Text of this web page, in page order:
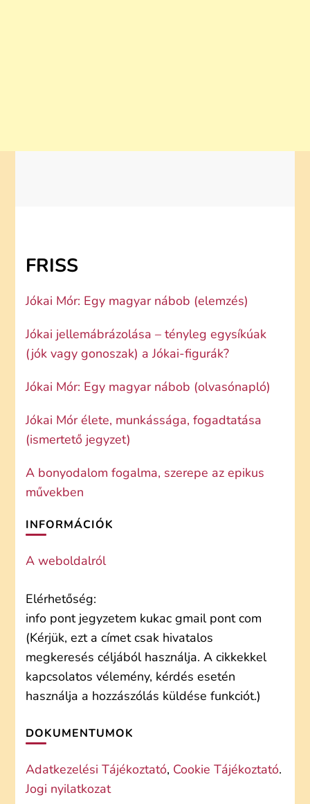
FRISS
Jókai Mór: Egy magyar nábob (elemzés)
Jókai jellemábrázolása – tényleg egysíkúak
(jók vagy gonoszak) a Jókai-figurák?
Jókai Mór: Egy magyar nábob (olvasónapló)
Jókai Mór élete, munkássága, fogadtatása
(ismertető jegyzet)
A bonyodalom fogalma, szerepe az epikus
művekben
INFORMÁCIÓK
A weboldalról
Elérhetőség:
info pont jegyzetem kukac gmail pont com
(Kérjük, ezt a címet csak hivatalos
megkeresés céljából használja. A cikkekkel
kapcsolatos vélemény, kérdés esetén
használja a hozzászólás küldése funkciót.)
DOKUMENTUMOK
Adatkezelési Tájékoztató, Cookie Tájékoztató.
Jogi nyilatkozat